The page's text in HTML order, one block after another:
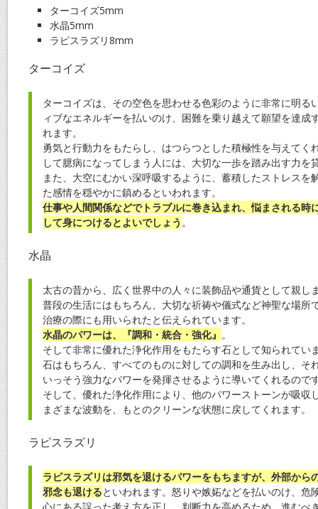
ターコイズ5mm
水晶5mm
ラピスラズリ8mm
ターコイズ
ターコイズは、その空色を思わせる色彩のように非常に明る
ィブなエネルギーを払いのけ、困難を乗り越えて願望を達成
れます。
勇気と行動力をもたらし、はつらつとした積極性を与えてく
して臆病になってしまう人には、大切な一歩を踏み出す力を
また、大空にむかい深呼吸するように、蓄積したストレスを
た感情を穏やかに鎮めるといわれます。
仕事や人間関係などでトラブルに巻き込まれ、悩まされる時
して身につけるとよいでしょう 。
水晶
太古の昔から、広く世界中の人々に装飾品や通貨として親し
普段の生活にはもちろん、大切な祈祷や儀式など神聖な場所
治療の際にも用いられたと伝えられています。
水晶のパワーは、『調和・統合・強化』 。
そして非常に優れた浄化作用をもたらす石として知られてい
石はもちろん、すべてのものに対しての調和を生み出し、そ
いっそう強力なパワーを発揮させるように導いてくれるので
そして、優れた浄化作用により、他のパワーストーンが吸収
まざまな波動を、もとのクリーンな状態に戻してくれます。
ラピスラズリ
ラピスラズリは邪気を退けるパワーをもちますが、外部から
邪念も退けるといわれます。怒りや嫉妬などを払いのけ、危